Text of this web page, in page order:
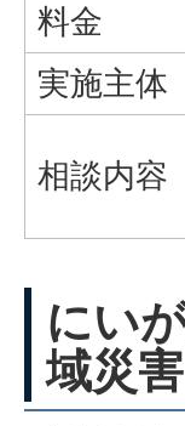
料金
実施主体
相談内容
にい
域災